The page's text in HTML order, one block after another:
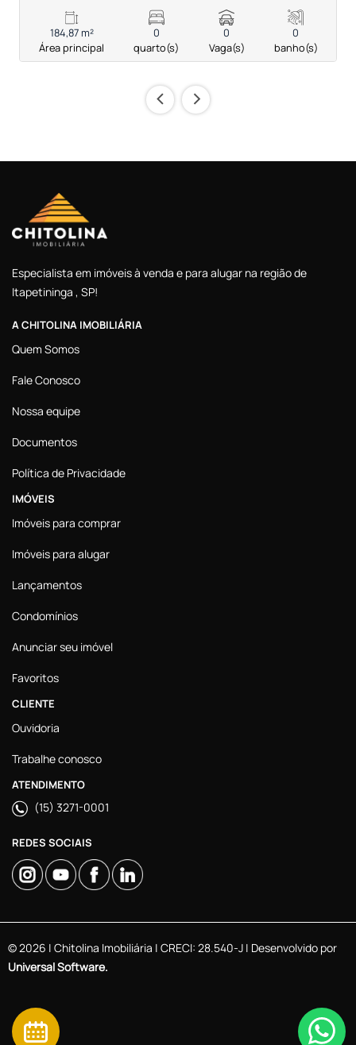
184,87 m²
Área principal
0
quarto(s)
0
Vaga(s)
0
banho(s)
‹ ›
Especialista em imóveis à venda e para alugar na região de
Itapetininga , SP!
A CHITOLINA IMOBILIÁRIA
Quem Somos
Fale Conosco
Nossa equipe
Documentos
Política de Privacidade
IMÓVEIS
Imóveis para comprar
Imóveis para alugar
Lançamentos
Condomínios
Anunciar seu imóvel
Favoritos
CLIENTE
Ouvidoria
Trabalhe conosco
ATENDIMENTO
(15) 3271-0001
REDES SOCIAIS
© 2026 | Chitolina Imobiliária | CRECI: 28.540-J | Desenvolvido por
Universal Software.